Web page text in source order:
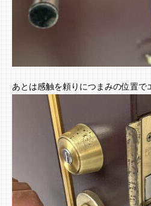
あとは感触を頼りにつまみの位置で